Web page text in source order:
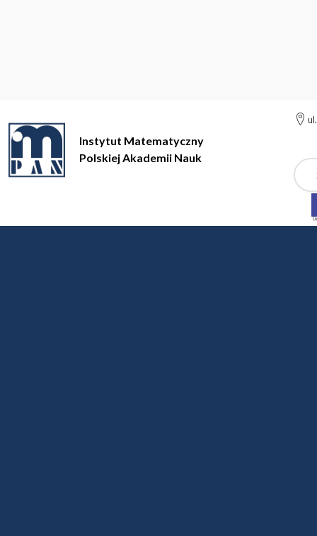
Instytut Matematyczny
Polskiej Akademii Nauk
Instytut Matematyczny Polskiej Akademii Nauk Metody
Metody wariacyjne i
Organizatorzy: dr Bartosz
Normalized solutions to the
Abstract: In this talk, I will present our results on the
based on a minimization procedure on the disc and on
this space and explain why the setting is particularly